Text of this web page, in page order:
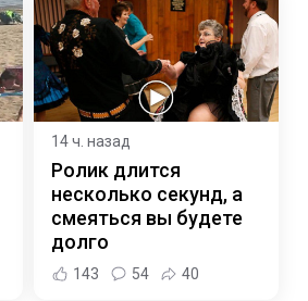
14 ч. назад
Ролик длится
несколько секунд, а
смеяться вы будете
долго
143 54 40